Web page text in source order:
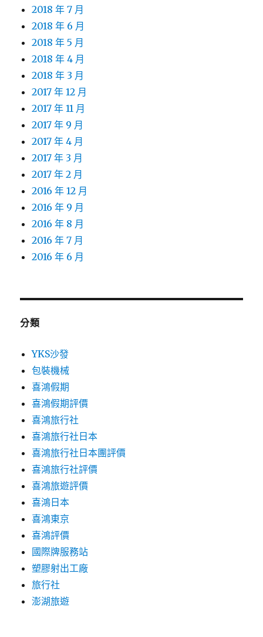
2018 年 7 月
2018 年 6 月
2018 年 5 月
2018 年 4 月
2018 年 3 月
2017 年 12 月
2017 年 11 月
2017 年 9 月
2017 年 4 月
2017 年 3 月
2017 年 2 月
2016 年 12 月
2016 年 9 月
2016 年 8 月
2016 年 7 月
2016 年 6 月
分類
YKS沙發
包裝機械
喜鴻假期
喜鴻假期評價
喜鴻旅行社
喜鴻旅行社日本
喜鴻旅行社日本團評價
喜鴻旅行社評價
喜鴻旅遊評價
喜鴻日本
喜鴻東京
喜鴻評價
國際牌服務站
塑膠射出工廠
旅行社
澎湖旅遊